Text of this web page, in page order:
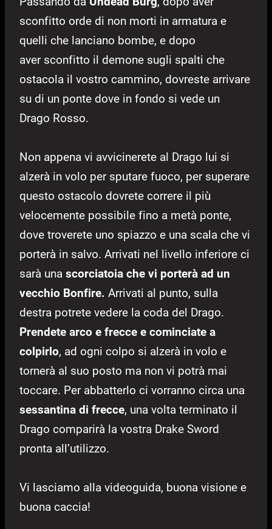
sconfitto orde di non morti in armatura e
quelli che lanciano bombe, e dopo
aver sconfitto il demone sugli spalti che
ostacola il vostro cammino, dovreste arrivare
su di un ponte dove in fondo si vede un
Drago Rosso.
Non appena vi avvicinerete al Drago lui si
alzerà in volo per sputare fuoco, per superare
questo ostacolo dovrete correre il più
velocemente possibile fino a metà ponte,
dove troverete uno spiazzo e una scala che vi
porterà in salvo. Arrivati nel livello inferiore ci
sarà una scorciatoia che vi porterà ad un
vecchio Bonfire. Arrivati al punto, sulla
destra potrete vedere la coda del Drago.
Prendete arco e frecce e cominciate a
colpirlo, ad ogni colpo si alzerà in volo e
tornerà al suo posto ma non vi potrà mai
toccare. Per abbatterlo ci vorranno circa una
sessantina di frecce, una volta terminato il
Drago comparirà la vostra Drake Sword
pronta all’utilizzo.
Vi lasciamo alla videoguida, buona visione e
buona caccia!